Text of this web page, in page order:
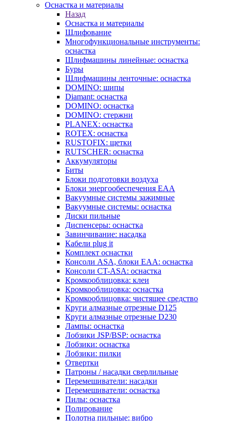
Оснастка и материалы
Назад
Оснастка и материалы
Шлифование
Многофункциональные инструменты:
оснастка
Шлифмашины линейные: оснастка
Буры
Шлифмашины ленточные: оснастка
DOMINO: шипы
Diamant: оснастка
DOMINO: оснастка
DOMINO: стержни
PLANEX: оснастка
ROTEX: оснастка
RUSTOFIX: щетки
RUTSCHER: оснастка
Аккумуляторы
Биты
Блоки подготовки воздуха
Блоки энергообеспечения EAA
Вакуумные системы зажимные
Вакуумные системы: оснастка
Диски пильные
Диспенсеры: оснастка
Завинчивание: насадка
Кабели plug it
Комплект оснастки
Консоли ASA, блоки EAA: оснастка
Консоли CT-ASA: оснастка
Кромкооблицовка: клеи
Кромкооблицовка: оснастка
Кромкооблицовка: чистящее средство
Круги алмазные отрезные D125
Круги алмазные отрезные D230
Лампы: оснастка
Лобзики JSP/BSP: оснастка
Лобзики: оснастка
Лобзики: пилки
Отвертки
Патроны / насадки сверлильные
Перемешиватели: насадки
Перемешиватели: оснастка
Пилы: оснастка
Полирование
Полотна пильные: вибро